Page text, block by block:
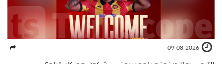
09-08-2026